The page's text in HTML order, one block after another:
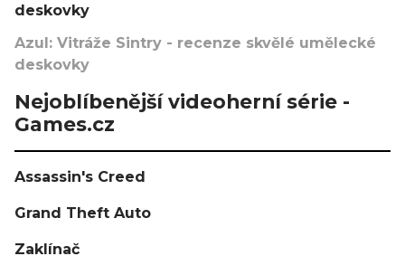
deskovky
Azul: Vitráže Sintry - recenze skvělé umělecké
deskovky
Nejoblíbenější videoherní série -
Games.cz
Assassin's Creed
Grand Theft Auto
Zaklínač